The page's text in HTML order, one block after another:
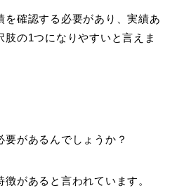
を確認する必要があり、実績あ
肢の1つになりやすいと言えま
があるんでしょうか？
があると言われています。